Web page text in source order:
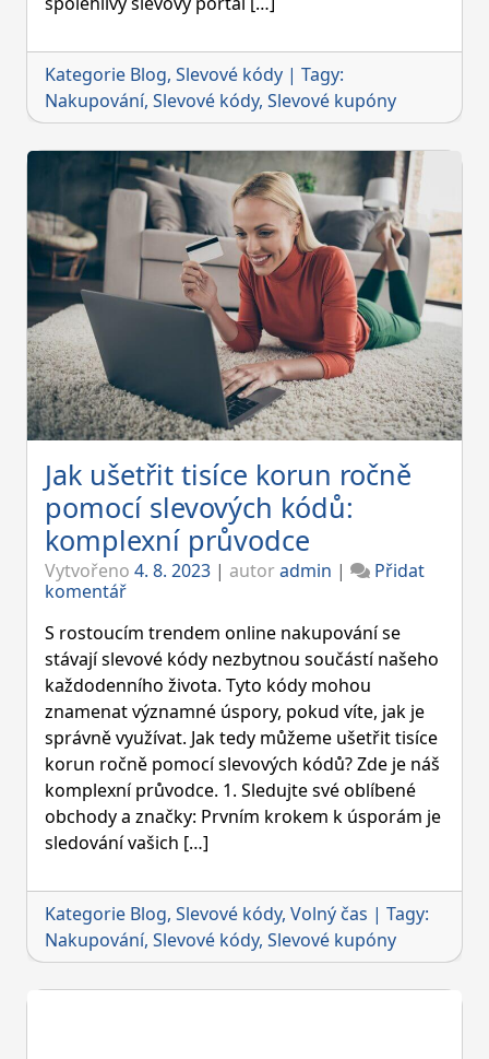
Kategorie Blog, Slevové kódy | Tagy:
Nakupování, Slevové kódy, Slevové kupóny
Jak ušetřit tisíce korun ročně
pomocí slevových kódů:
komplexní průvodce
Vytvořeno 4. 8. 2023 | autoradmin |
Přidat
komentářon
ušetřit
tisíce
korun
ročně
pomocí
slevových
kódů:
komplexní
průvodce
S rostoucím trendem online nakupování se
stávají slevové kódy nezbytnou součástí našeho
každodenního života. Tyto kódy mohou
znamenat významné úspory, pokud víte, jak je
správně využívat. Jak tedy můžeme ušetřit tisíce
korun ročně pomocí slevových kódů? Zde je náš
komplexní průvodce. 1. Sledujte své oblíbené
obchody a značky: Prvním krokem k úsporám je
sledování vašich […]
Kategorie Blog, Slevové kódy, Volný čas | Tagy:
Nakupování, Slevové kódy, Slevové kupóny